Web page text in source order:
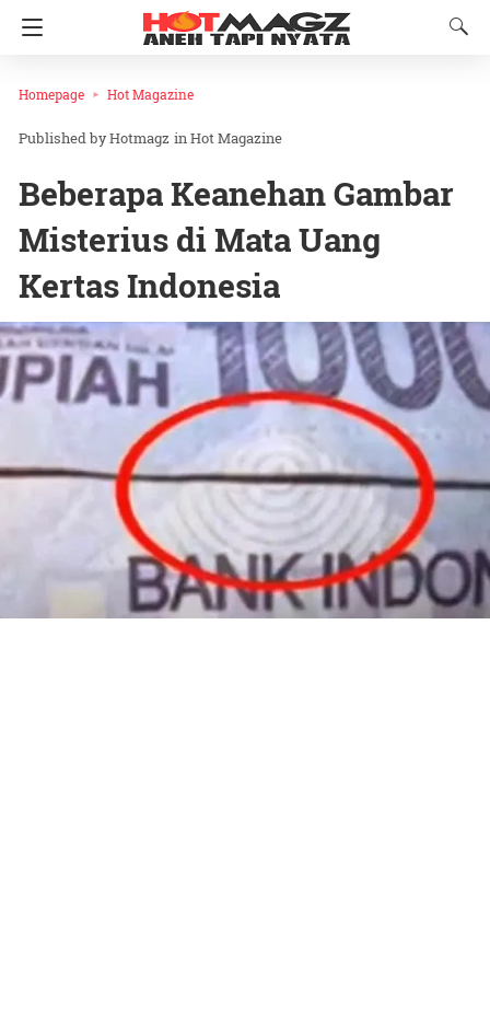
Homepage Hot Magazine
Hotmagz inHot Magazine
Beberapa Keanehan Gambar
Misterius di Mata Uang
Kertas Indonesia